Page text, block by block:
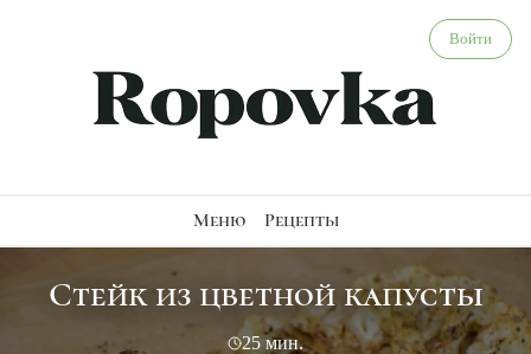
Войти
Меню Рецепты
Стейк из цветной капусты
25 мин.